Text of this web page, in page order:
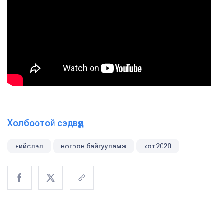
Холбоотой сэдвүүд
нийслэл ногоон байгууламж хот2020